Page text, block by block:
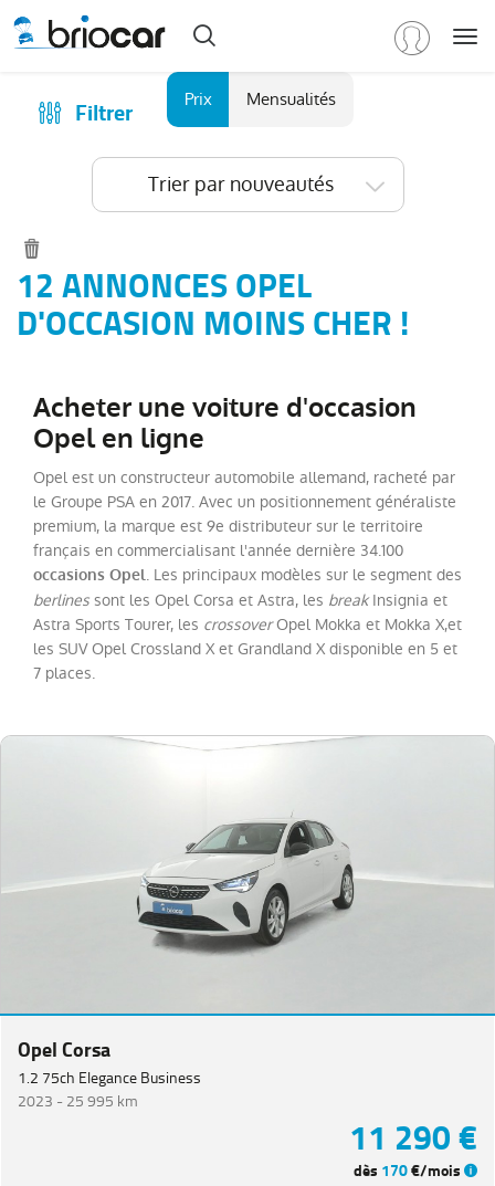
Reprise
Catalogue des marques
Les agences Briocar
Les occasions certifiées
Revue de presse
Contactez-nous
VOLKSWAGEN
DACIA 77)
CITROEN
Voir
plus
marques
Catégorie
Année
Kilométrage
Prix
Equipement
Filtrer Prix Mensualités
Trier par nouveautés
12 ANNONCES OPEL
D'OCCASION MOINS CHER !
Acheter une voiture d'occasion
Opel en ligne
Opel est un constructeur automobile allemand, racheté par
le Groupe PSA en 2017. Avec un positionnement généraliste
premium, la marque est 9e distributeur sur le territoire
français en commercialisant l'année dernière 34.100
occasions Opel. Les principaux modèles sur le segment des
berlines sont les Opel Corsa et Astra, les breakInsignia et
Astra Sports Tourer, les crossoverOpel Mokka et Mokka X,et
les SUV Opel Crossland X et Grandland X disponible en 5 et
7 places.
Opel Corsa
1.2 75ch Elegance Business
2023 -25 995 km
11 290 €
dès 170€/mois